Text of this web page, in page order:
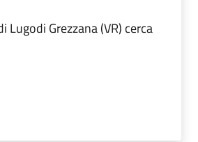
Lugodi Grezzana (VR) cerca